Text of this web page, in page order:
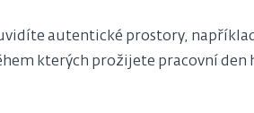
autentické prostory,
kterých prožijete pracovní den